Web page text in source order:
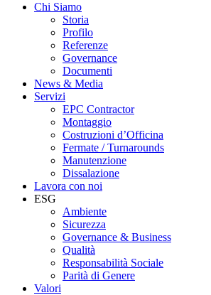
Chi Siamo
Storia
Profilo
Referenze
Governance
Documenti
News & Media
Servizi
EPC Contractor
Montaggio
Costruzioni d’Officina
Fermate / Turnarounds
Manutenzione
Dissalazione
Lavora con noi
ESG
Ambiente
Sicurezza
Governance & Business
Qualità
Responsabilità Sociale
Parità di Genere
Valori